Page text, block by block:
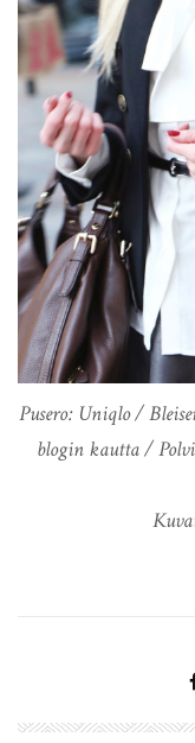
Pusero: Uniqlo /
blogin kautta /